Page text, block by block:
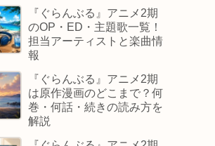
『ぐらんぶる』アニメ2期
のOP・ED・主題歌一覧！
担当アーティストと楽曲情
報
『ぐらんぶる』アニメ2期
は原作漫画のどこまで？何
巻・何話・続きの読み方を
解説